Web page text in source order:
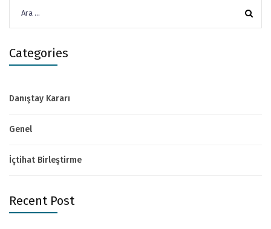
Categories
Danıştay Kararı
Genel
İçtihat Birleştirme
Recent Post